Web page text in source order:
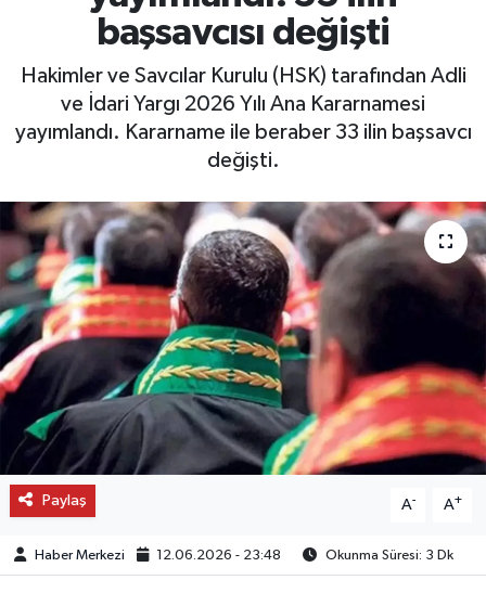
başsavcısı değişti
Hakimler ve Savcılar Kurulu (HSK) tarafından Adli
ve İdari Yargı 2026 Yılı Ana Kararnamesi
yayımlandı. Kararname ile beraber 33 ilin başsavcı
değişti.
Paylaş A- A+
Haber Merkezi 12.06.2026 - 23:48 Okunma Süresi: 3 Dk
GAYRİMENKUL
HABER
LOJİSTİK
OTO DETAY
SAĞLIK
SON DAKİKA
SPOR
FİNANS
Süper Lig Puan Durumu ve Fikstür
Tüm Manşetler
Son Dakika Haberleri